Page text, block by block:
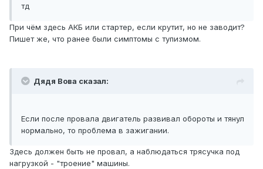
тд
При чём здесь АКБ или стартер, если крутит, но не заводит?
Пишет же, что ранее были симптомы с тупизмом.
Дядя Вова сказал:
Если после провала двигатель развивал обороты и тянул
нормально, то проблема в зажигании.
Здесь должен быть не провал, а наблюдаться трясучка под
нагрузкой - "троение" машины.